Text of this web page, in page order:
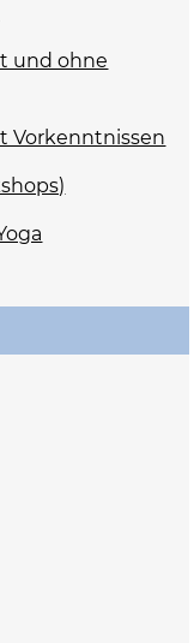
und ohne
Vorkenntnissen